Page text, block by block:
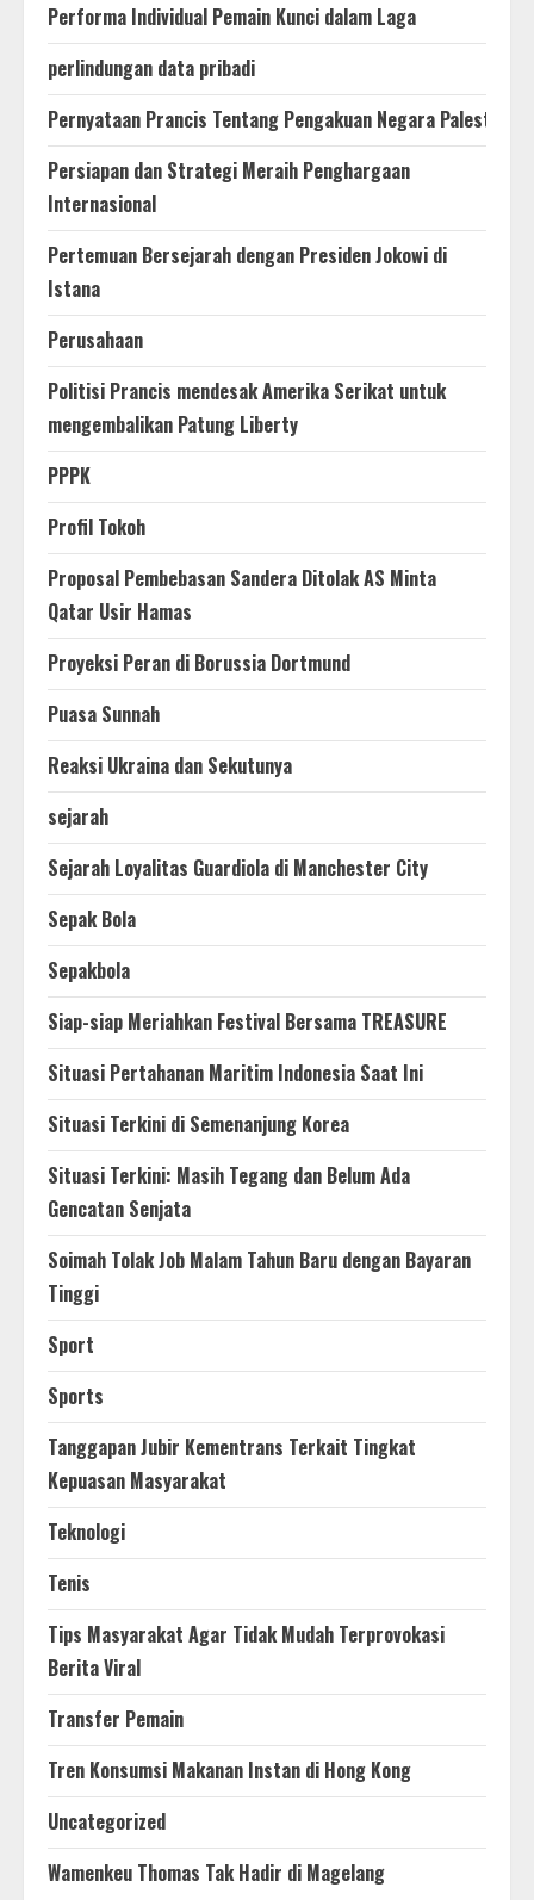
Performa Individual Pemain Kunci dalam Laga
perlindungan data pribadi
Pernyataan Prancis Tentang Pengakuan Negara Palestina
Persiapan dan Strategi Meraih Penghargaan
Internasional
Pertemuan Bersejarah dengan Presiden Jokowi di
Istana
Perusahaan
Politisi Prancis mendesak Amerika Serikat untuk
mengembalikan Patung Liberty
PPPK
Profil Tokoh
Proposal Pembebasan Sandera Ditolak AS Minta
Qatar Usir Hamas
Proyeksi Peran di Borussia Dortmund
Puasa Sunnah
Reaksi Ukraina dan Sekutunya
sejarah
Sejarah Loyalitas Guardiola di Manchester City
Sepak Bola
Sepakbola
Siap-siap Meriahkan Festival Bersama TREASURE
Situasi Pertahanan Maritim Indonesia Saat Ini
Situasi Terkini di Semenanjung Korea
Situasi Terkini: Masih Tegang dan Belum Ada
Gencatan Senjata
Soimah Tolak Job Malam Tahun Baru dengan Bayaran
Tinggi
Sport
Sports
Tanggapan Jubir Kementrans Terkait Tingkat
Kepuasan Masyarakat
Teknologi
Tenis
Tips Masyarakat Agar Tidak Mudah Terprovokasi
Berita Viral
Transfer Pemain
Tren Konsumsi Makanan Instan di Hong Kong
Uncategorized
Wamenkeu Thomas Tak Hadir di Magelang